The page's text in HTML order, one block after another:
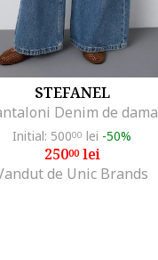
STEFANEL
Denim de dama
Initial: 50000 lei -50%
25000lei
de Unic Brands